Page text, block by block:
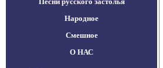
Народное
Смешное
О НАС